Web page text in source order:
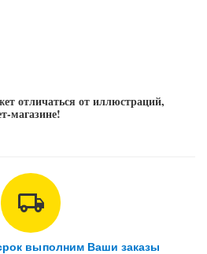
(типоразмера 4040).
отличаться от иллюстраций,
магазине!
выполним Ваши заказы